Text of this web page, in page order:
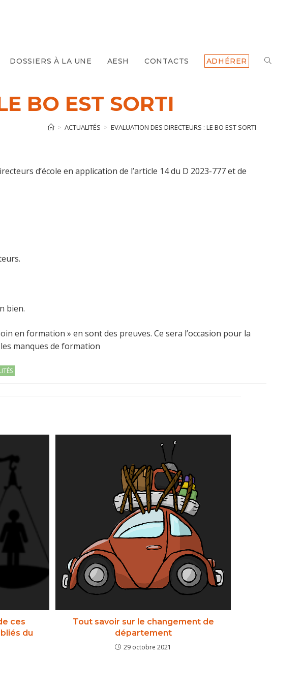
DOSSIERS À LA UNE AESH CONTACTS ADHÉRER TOGGLE
BO EST SORTI
> ACTUALITÉS > EVALUATION DES DIRECTEURS : LE BO EST SORTI
d’école en application de l’article 14 du D 2023-777 et de
bien.
en formation » en sont des preuves. Ce sera l’occasion pour la
manques de formation
ces
du
Tout savoir sur le changement de
département
29 octobre 2021